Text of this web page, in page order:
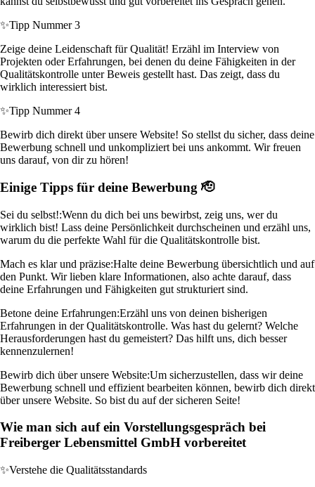
✨Tipp Nummer 3
Zeige deine Leidenschaft für Qualität! Erzähl im Interview von
Projekten oder Erfahrungen, bei denen du deine Fähigkeiten in der
Qualitätskontrolle unter Beweis gestellt hast. Das zeigt, dass du
wirklich interessiert bist.
✨Tipp Nummer 4
Bewirb dich direkt über unsere Website! So stellst du sicher, dass deine
Bewerbung schnell und unkompliziert bei uns ankommt. Wir freuen
uns darauf, von dir zu hören!
Einige Tipps für deine Bewerbung 🫡
Sei du selbst!:Wenn du dich bei uns bewirbst, zeig uns, wer du
wirklich bist! Lass deine Persönlichkeit durchscheinen und erzähl uns,
warum du die perfekte Wahl für die Qualitätskontrolle bist.
Mach es klar und präzise:Halte deine Bewerbung übersichtlich und auf
den Punkt. Wir lieben klare Informationen, also achte darauf, dass
deine Erfahrungen und Fähigkeiten gut strukturiert sind.
Betone deine Erfahrungen:Erzähl uns von deinen bisherigen
Erfahrungen in der Qualitätskontrolle. Was hast du gelernt? Welche
Herausforderungen hast du gemeistert? Das hilft uns, dich besser
kennenzulernen!
Bewirb dich über unsere Website:Um sicherzustellen, dass wir deine
Bewerbung schnell und effizient bearbeiten können, bewirb dich direkt
über unsere Website. So bist du auf der sicheren Seite!
Wie man sich auf ein Vorstellungsgespräch bei
Freiberger Lebensmittel GmbH vorbereitet
✨Verstehe die Qualitätsstandards